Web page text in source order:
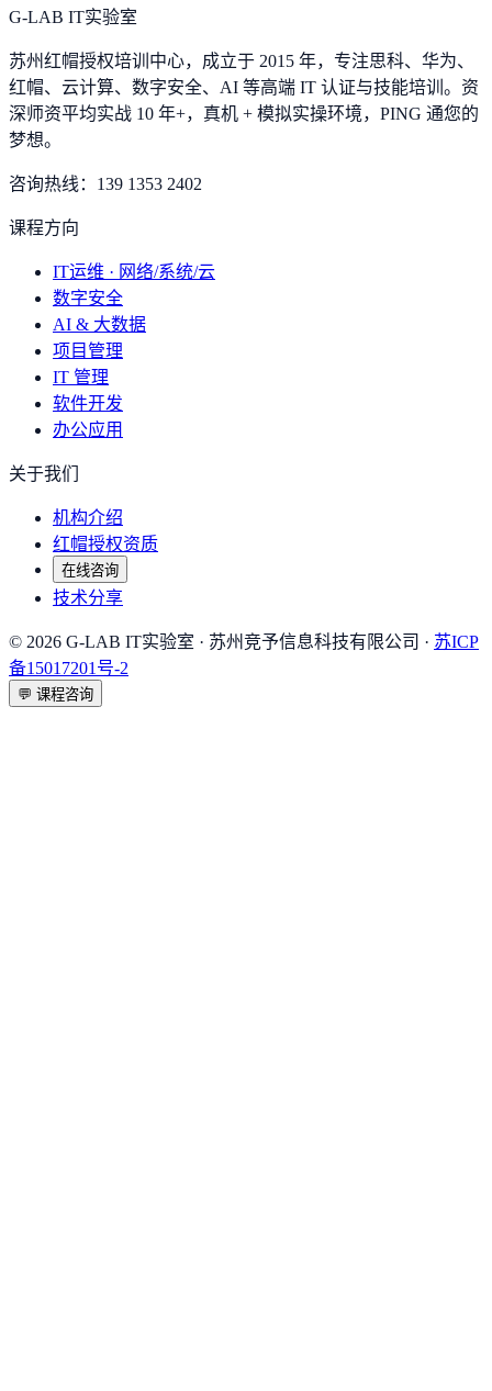
G-LAB IT实验室
苏州红帽授权培训中心，成立于 2015 年，专注思科、华为、
红帽、云计算、数字安全、AI 等高端 IT 认证与技能培训。资
深师资平均实战 10 年+，真机 + 模拟实操环境， PING 通您的
梦想。
咨询热线： 139 1353 2402
课程方向
IT运维 · 网络/系统/云
数字安全
AI & 大数据
项目管理
IT 管理
软件开发
办公应用
关于我们
机构介绍
红帽授权资质
在线咨询
技术分享
© 2026 G-LAB IT实验室 · 苏州竞予信息科技有限公司 · 苏ICP
备15017201号-2
💬 课程咨询